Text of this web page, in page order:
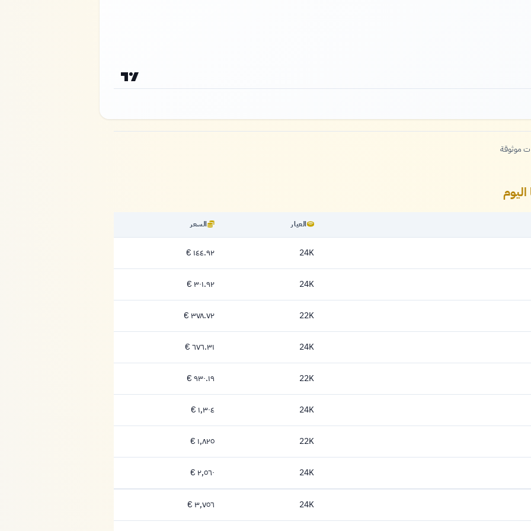
موثوقة
العيار السعر
24K ١٤٤.٩٢ يورو
١٤٤.٩٢ €
24K ٣٠١.٩٢ يورو
٣٠١.٩٢ €
22K ٣٧٨.٧٢ يورو
٣٧٨.٧٢ €
24K ٦٧٦.٣١ يورو
٦٧٦.٣١ €
22K ٩٣٠.١٩ يورو
٩٣٠.١٩ €
24K ١,٣٠٤ يورو
١,٣٠٤ €
22K ١,٨٢٥ يورو
١,٨٢٥ €
24K ٢,٥٦٠ يورو
٢,٥٦٠ €
24K ٣,٧٥٦ يورو
٣,٧٥٦ €